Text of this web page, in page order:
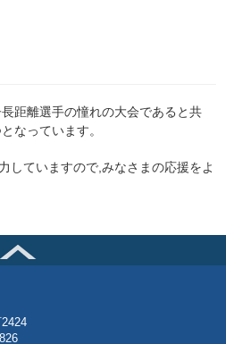
距離選手の憧れの大会であると共
なっています。
していますので,みなさまの応援をよ